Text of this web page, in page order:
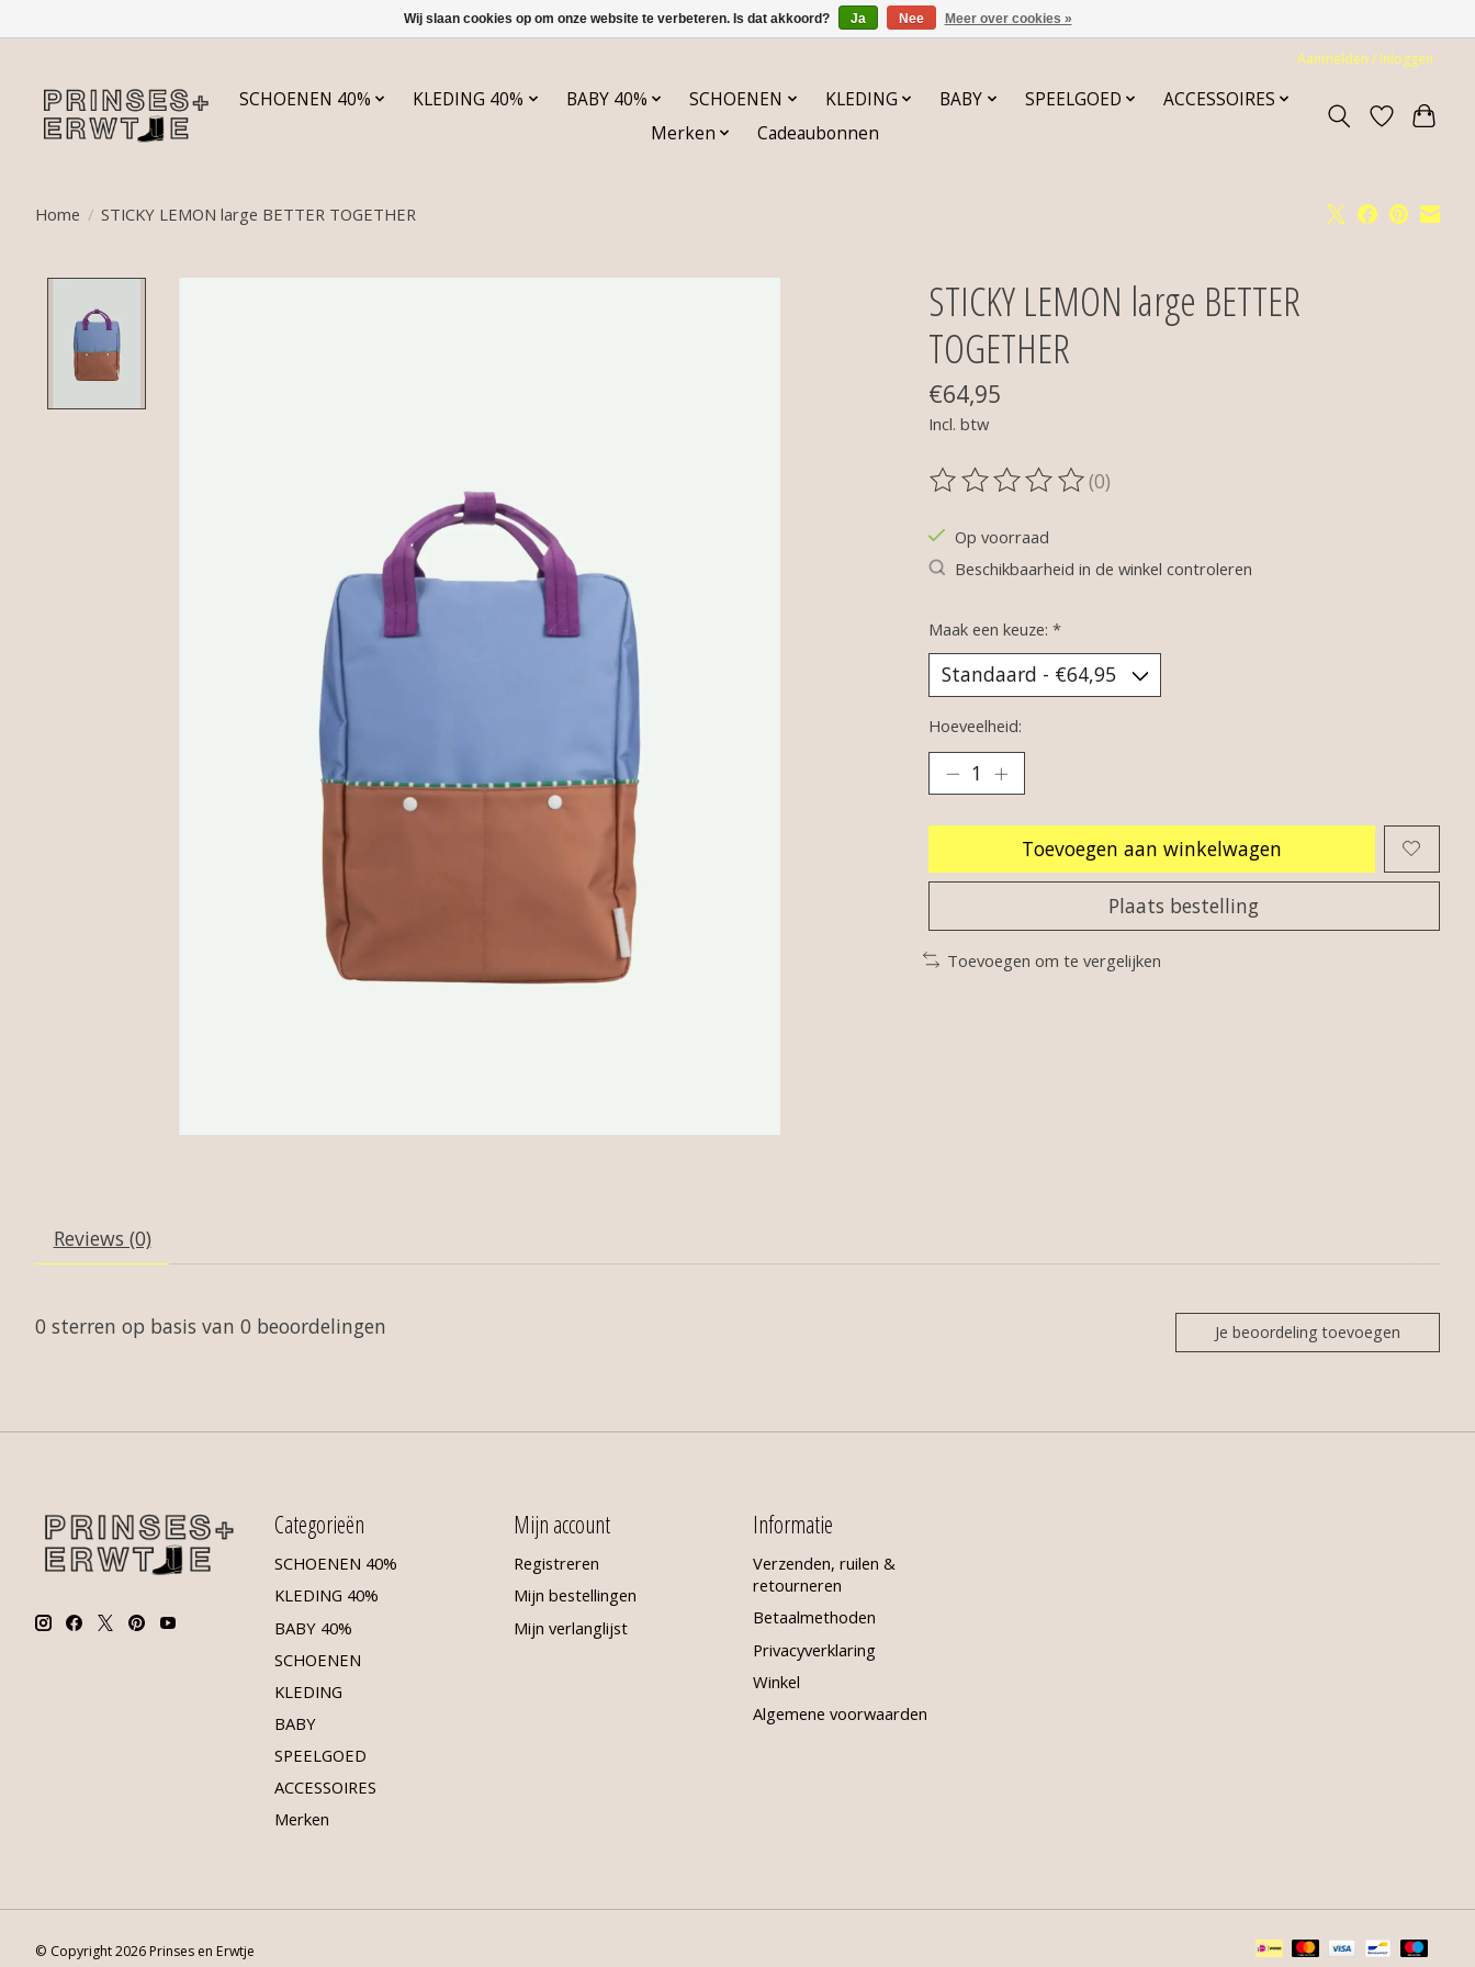
Aanmelden / Inloggen
SCHOENEN 40% KLEDING 40% BABY 40% SCHOENEN KLEDING BABY SPEELGOED
ACCESSOIRES
Merken
Cadeaubonnen
Home / STICKY LEMON large BETTER TOGETHER
STICKY LEMON large BETTER
TOGETHER
€64,95
Incl. btw
De beoordeling van dit product is
(0)
Op voorraad
Beschikbaarheid in de winkel controleren
Maak een keuze: *
Hoeveelheid:
Toevoegen aan winkelwagen
Plaats bestelling
Toevoegen om te vergelijken
Reviews (0)
0 sterren op basis van 0 beoordelingen Je beoordeling toevoegen
Categorieën
SCHOENEN 40%
KLEDING 40%
BABY 40%
SCHOENEN
KLEDING
BABY
SPEELGOED
ACCESSOIRES
Merken
Mijn account
Registreren
Mijn bestellingen
Mijn verlanglijst
Informatie
Verzenden, ruilen &
retourneren
Betaalmethoden
Privacyverklaring
Winkel
Algemene voorwaarden
© Copyright 2026 Prinses en Erwtje
Wij slaan cookies op om onze website te verbeteren. Is dat akkoord? Ja Nee Meer over cookies »